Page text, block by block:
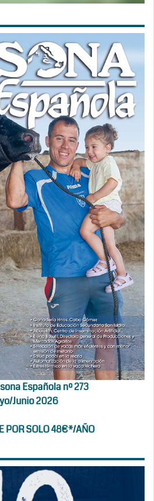
Española nº 273
Junio 2026
POR SOLO 48€*/AÑO